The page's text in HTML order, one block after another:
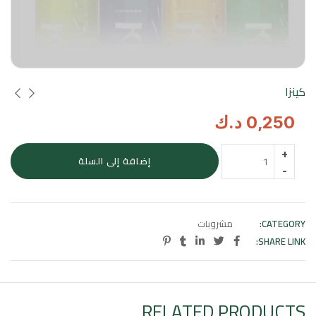
كينزا
0,250 د.ك
كمية
كينزا
إضافة إلى السلة
CATEGORY:
مشروبات
SHARE LINK: